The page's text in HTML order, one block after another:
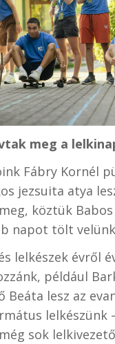
meg a
Fábry Kornél
jezsuita atya
köztük Babos
napot tölt
lelkészek évről
például
Beáta lesz az
lelkészünk
sok